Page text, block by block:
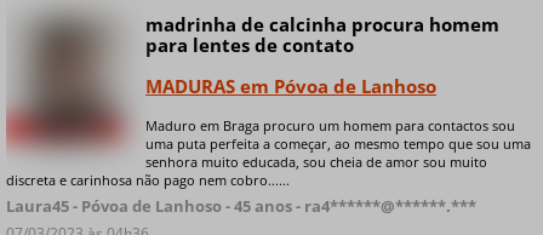
madrinha de calcinha procura homem
para lentes de contato
MADURAS em Póvoa de Lanhoso
Maduro em Braga procuro um homem para contactos sou
uma puta perfeita a começar, ao mesmo tempo que sou uma
senhora muito educada, sou cheia de amor sou muito
discreta e carinhosa não pago nem cobro......
Laura45 - Póvoa de Lanhoso - 45 anos - ra4******@******.***